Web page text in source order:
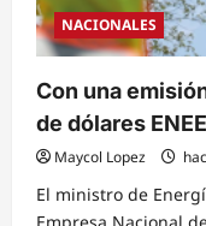
NACIONALES
Con una
de dólares
Maycol Lopez
El ministro de
Empresa Nacional